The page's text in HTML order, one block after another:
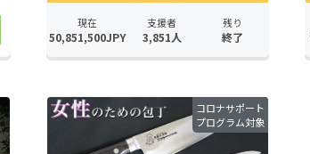
現在
50,851,500JPY
支援者
3,851人
残り
終了
コロナサポート
プログラム対象